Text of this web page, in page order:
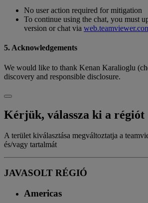
No user action required for mitigation
To continue using the chat, you must
version or chat via
5. Acknowledgements
We would like to thank Kenan Karalioglu
discovery and responsible disclosure.
Kérjük, válassza ki a régiót
A terület kiválasztása megváltoztatja a
és/vagy tartalmát
JAVASOLT RÉGIÓ
Americas